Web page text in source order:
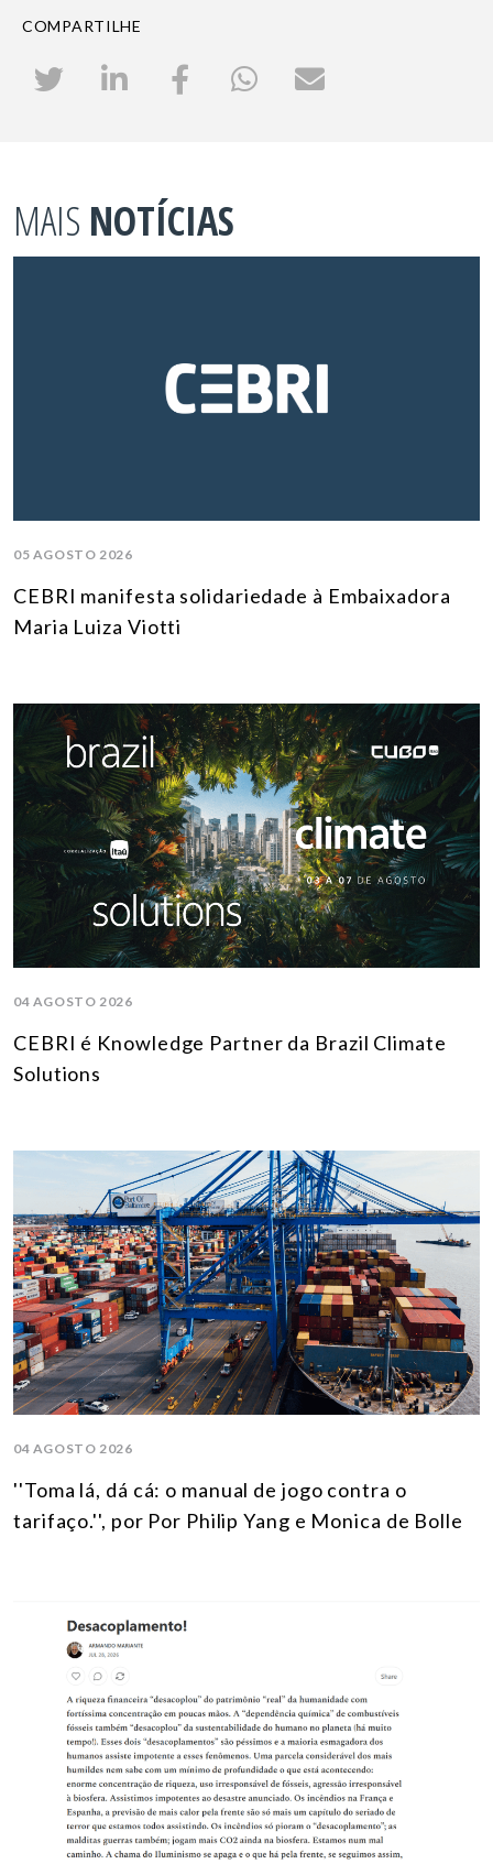
COMPARTILHE
MAIS NOTÍCIAS
05 AGOSTO 2026
CEBRI manifesta solidariedade à Embaixadora
Maria Luiza Viotti
04 AGOSTO 2026
CEBRI é Knowledge Partner da Brazil Climate
Solutions
04 AGOSTO 2026
''Toma lá, dá cá: o manual de jogo contra o
tarifaço.'', por Por Philip Yang e Monica de Bolle